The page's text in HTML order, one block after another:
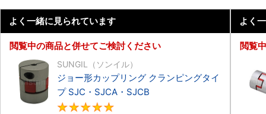
よく一緒に見られています
閲覧中の商品と併せてご検討ください
SUNGIL（ソンイル）
ジョー形カップリング クランピングタイ
プ SJC・SJCA・SJCB
よく
閲覧